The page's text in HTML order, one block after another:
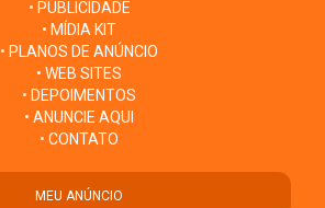
• PUBLICIDADE
• MÍDIA KIT
• PLANOS DE ANÚNCIO
• WEB SITES
• DEPOIMENTOS
• ANUNCIE AQUI
• CONTATO
MEU ANÚNCIO